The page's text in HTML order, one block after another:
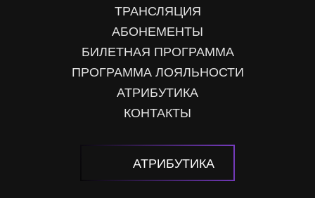
ТРАНСЛЯЦИЯ
АБОНЕМЕНТЫ
БИЛЕТНАЯ ПРОГРАММА
ПРОГРАММА ЛОЯЛЬНОСТИ
АТРИБУТИКА
КОНТАКТЫ
АТРИБУТИКА